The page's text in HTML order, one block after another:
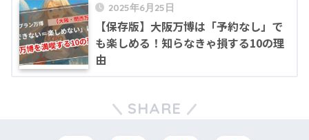
2025年6月25日
【保存版】大阪万博は「予約なし」で
も楽しめる！知らなきゃ損する10の理
由
SHARE